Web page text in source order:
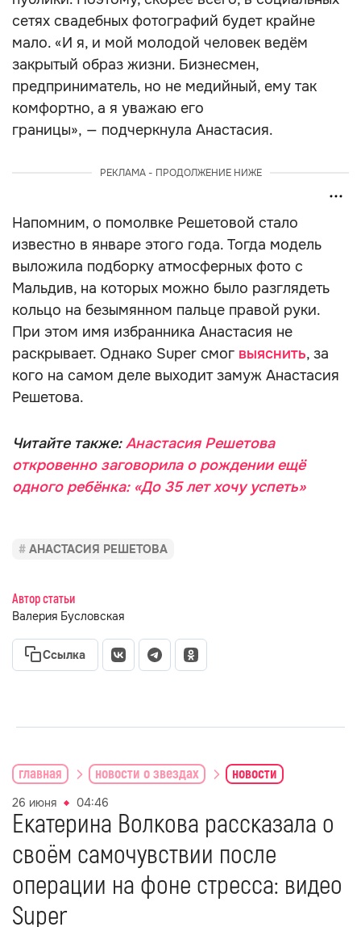
сетях свадебных фотографий будет крайне
мало. «И я, и мой молодой человек ведём
закрытый образ жизни. Бизнесмен,
предприниматель, но не медийный, ему так
комфортно, а я уважаю его
границы», — подчеркнула Анастасия.
РЕКЛАМА - ПРОДОЛЖЕНИЕ НИЖЕ
Напомним, о помолвке Решетовой стало
известно в январе этого года. Тогда модель
выложила подборку атмосферных фото с
Мальдив, на которых можно было разглядеть
кольцо на безымянном пальце правой руки.
При этом имя избранника Анастасия не
раскрывает. Однако Super смог выяснить, за
кого на самом деле выходит замуж Анастасия
Решетова.
Читайте также:Анастасия Решетова
откровенно заговорила о рождении ещё
одного ребёнка: «До 35 лет хочу успеть»
АНАСТАСИЯ РЕШЕТОВА
Автор статьи
Валерия Бусловская
Ссылка
главная новости о звездах новости
26 июня 04:46
Екатерина Волкова рассказала о
своём самочувствии после
операции на фоне стресса: видео
Super